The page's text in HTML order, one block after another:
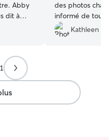
Abby
dit à
des photos
informé de tout
Merci encore à
Kathleen M.